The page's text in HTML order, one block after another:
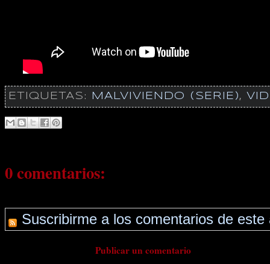
ETIQUETAS: MALVIVIENDO (SERIE),
0 comentarios:
Suscribirme a los comentarios de este
Publicar un comentario